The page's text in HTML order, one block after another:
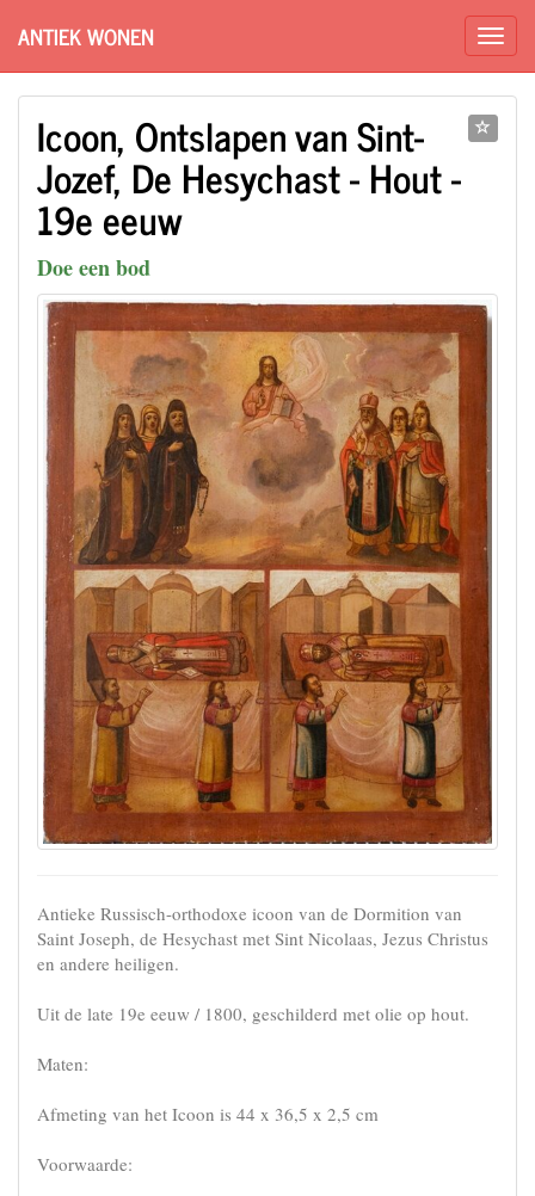
ANTIEK WONEN
Icoon, Ontslapen van Sint-
Jozef, De Hesychast - Hout -
19e eeuw
Doe een bod
Antieke Russisch-orthodoxe icoon van de Dormition van
Saint Joseph, de Hesychast met Sint Nicolaas, Jezus Christus
en andere heiligen.
Uit de late 19e eeuw / 1800, geschilderd met olie op hout.
Maten:
Afmeting van het Icoon is 44 x 36,5 x 2,5 cm
Voorwaarde: